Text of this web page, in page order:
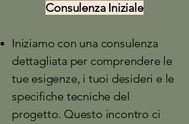
Consulenza Iniziale
Iniziamo con una consulenza
dettagliata per comprendere le
tue esigenze, i tuoi desideri e le
specifiche tecniche del
progetto. Questo incontro ci